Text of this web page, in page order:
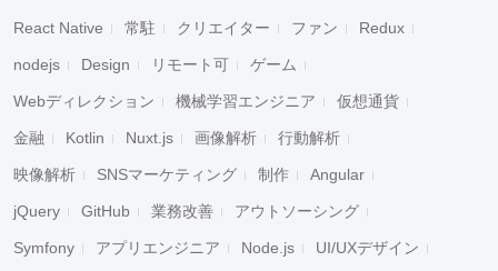
React Native 常駐 クリエイター ファン Redux
nodejs Design リモート可 ゲーム
Webディレクション 機械学習エンジニア 仮想通貨
金融 Kotlin Nuxt.js 画像解析 行動解析
映像解析 SNSマーケティング 制作 Angular
jQuery GitHub 業務改善 アウトソーシング
Symfony アプリエンジニア Node.js UI/UXデザイン